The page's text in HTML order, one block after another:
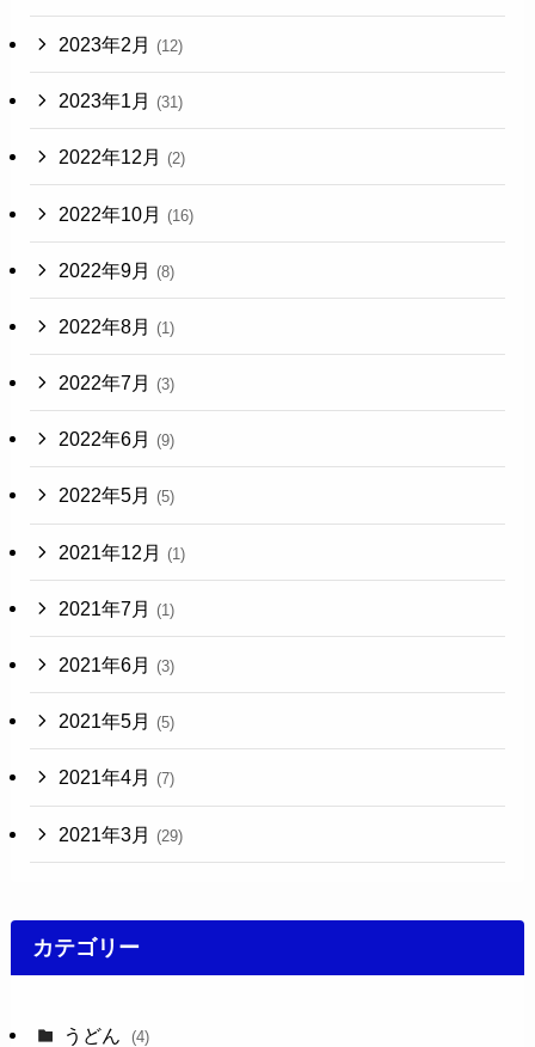
2023年2月 (12)
2023年1月 (31)
2022年12月 (2)
2022年10月 (16)
2022年9月 (8)
2022年8月 (1)
2022年7月 (3)
2022年6月 (9)
2022年5月 (5)
2021年12月 (1)
2021年7月 (1)
2021年6月 (3)
2021年5月 (5)
2021年4月 (7)
2021年3月 (29)
カテゴリー
うどん (4)